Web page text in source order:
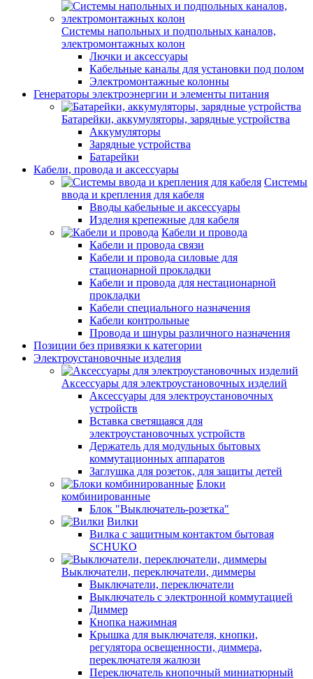
Системы напольных и подпольных каналов,
электромонтажных колон
Лючки и аксессуары
Кабельные каналы для установки под полом
Электромонтажные колонны
Генераторы электроэнергии и элементы питания
Батарейки, аккумуляторы, зарядные устройства
Аккумуляторы
Зарядные устройства
Батарейки
Кабели, провода и аксессуары
Системы
ввода и крепления для кабеля
Вводы кабельные и аксессуары
Изделия крепежные для кабеля
Кабели и провода
Кабели и провода связи
Кабели и провода силовые для
стационарной прокладки
Кабели и провода для нестационарной
прокладки
Кабели специального назначения
Кабели контрольные
Провода и шнуры различного назначения
Позиции без привязки к категории
Электроустановочные изделия
Аксессуары для электроустановочных изделий
Аксессуары для электроустановочных
устройств
Вставка светящаяся для
электроустановочных устройств
Держатель для модульных бытовых
коммутационных аппаратов
Заглушка для розеток, для защиты детей
Блоки
комбинированные
Блок "Выключатель-розетка"
Вилки
Вилка с защитным контактом бытовая
SCHUKO
Выключатели, переключатели, диммеры
Выключатели, переключатели
Выключатель с электронной коммутацией
Диммер
Кнопка нажимная
Крышка для выключателя, кнопки,
регулятора освещенности, диммера,
переключателя жалюзи
Переключатель кнопочный миниатюрный